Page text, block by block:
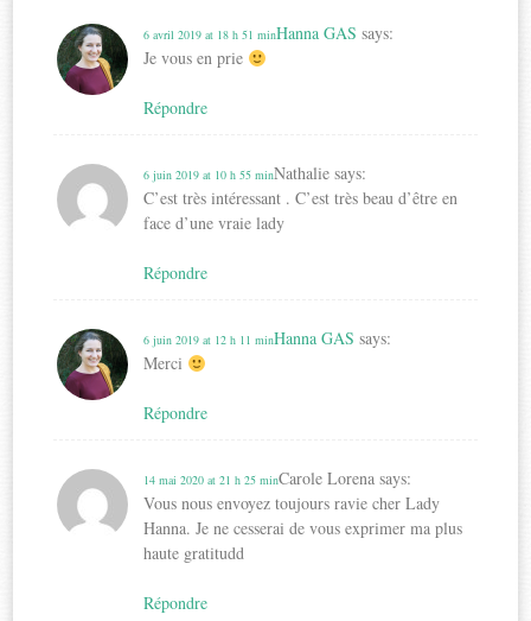
Hanna GAS says:
6 avril 2019 at 18 h 51 min
Je vous en prie
Répondre
Nathalie says:
6 juin 2019 at 10 h 55 min
C’est très intéressant . C’est très beau d’être en
face d’une vraie lady
Répondre
Hanna GAS says:
6 juin 2019 at 12 h 11 min
Merci
Répondre
Carole Lorena says:
14 mai 2020 at 21 h 25 min
Vous nous envoyez toujours ravie cher Lady
Hanna. Je ne cesserai de vous exprimer ma plus
haute gratitudd
Répondre